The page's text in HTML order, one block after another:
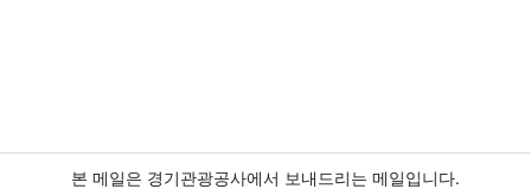
본 메일은 경기관광공사에서 보내드리는 메일입니다.